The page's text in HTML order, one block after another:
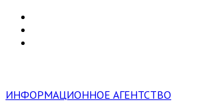
ИНФОРМАЦИОННОЕ АГЕНТСТВО